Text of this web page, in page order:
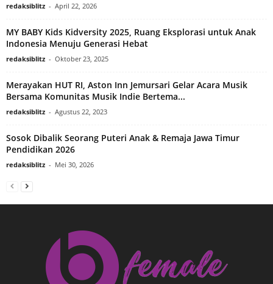
redaksiblitz - April 22, 2026
MY BABY Kids Kidversity 2025, Ruang Eksplorasi untuk Anak
Indonesia Menuju Generasi Hebat
redaksiblitz - Oktober 23, 2025
Merayakan HUT RI, Aston Inn Jemursari Gelar Acara Musik
Bersama Komunitas Musik Indie Bertema...
redaksiblitz - Agustus 22, 2023
Sosok Dibalik Seorang Puteri Anak & Remaja Jawa Timur
Pendidikan 2026
redaksiblitz - Mei 30, 2026